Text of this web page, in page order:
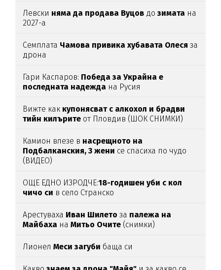
Левски няма да продава Вуцов дозимата на
2027-а
Семплата Чамова привика хубавата Олеся за
дрона
Гари Каспаров: Победа за Украйна е
последната надежда на Русия
Вижте как купонясват с алкохол и брадви
тийн килърите от Пловдив (ШОК СНИМКИ)
Камион влезе в насрещното на
Подбалканския, 3 жени се спасиха по чудо
(ВИДЕО)
ОЩЕ ЕДНО ИЗРОДЧЕ:18-годишен уби с кол
чичо си в село Странско
Арестуваха Иван Шилетоза палежа на
Майбаха наМитьо Очите (снимки)
Лионел Меси загуби баща си